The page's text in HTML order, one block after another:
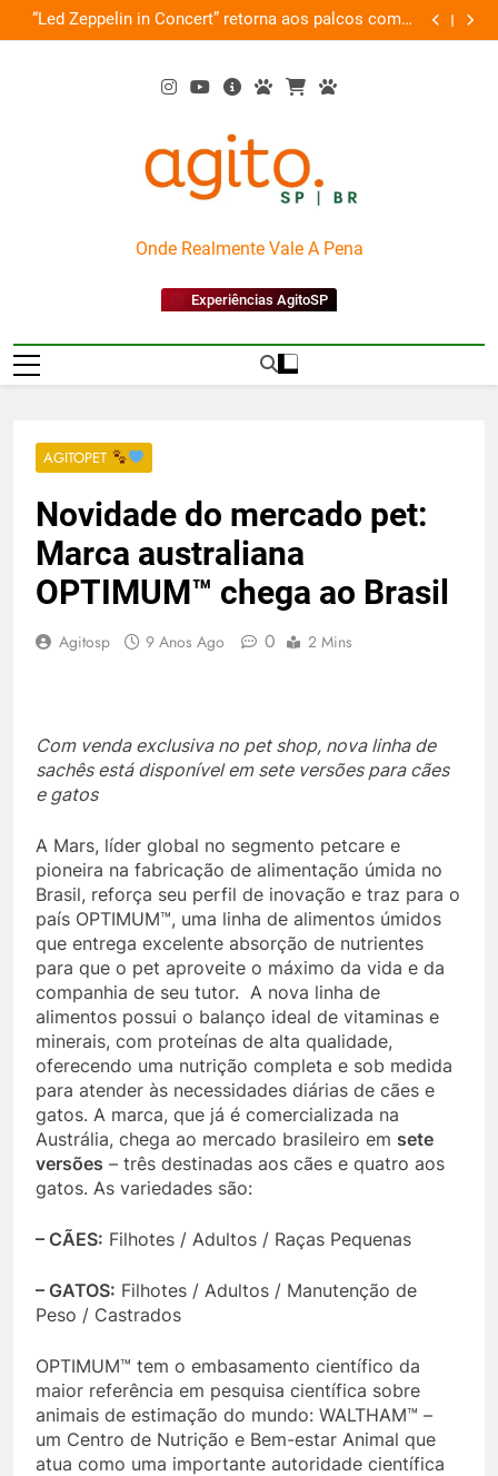
Skip
to
“Led Zeppelin in Concert” retorna aos palcos com a
Nova Orquestra
Cobasi
AgitoSP
Onde Realmente Vale A Pena
Experiências AgitoSP
AGITOPET
Novidade do mercado pet:
Marca australiana
OPTIMUM™ chega ao Brasil
Agitosp 9 Anos Ago 0 2 Mins
Com venda exclusiva no pet shop, nova linha de
sachês está disponível em sete versões para cães
e gatos
A Mars, líder global no segmento petcare e
pioneira na fabricação de alimentação úmida no
Brasil, reforça seu perfil de inovação e traz para o
país OPTIMUM™, uma linha de alimentos úmidos
que entrega excelente absorção de nutrientes
para que o pet aproveite o máximo da vida e da
companhia de seu tutor. A nova linha de
alimentos possui o balanço ideal de vitaminas e
minerais, com proteínas de alta qualidade,
oferecendo uma nutrição completa e sob medida
para atender às necessidades diárias de cães e
gatos. A marca, que já é comercializada na
Austrália, chega ao mercado brasileiro em sete
versões – três destinadas aos cães e quatro aos
gatos. As variedades são:
– CÃES: Filhotes / Adultos / Raças Pequenas
– GATOS: Filhotes / Adultos / Manutenção de
Peso / Castrados
OPTIMUM™ tem o embasamento científico da
maior referência em pesquisa científica sobre
animais de estimação do mundo: WALTHAM™ –
um Centro de Nutrição e Bem-estar Animal que
atua como uma importante autoridade científica